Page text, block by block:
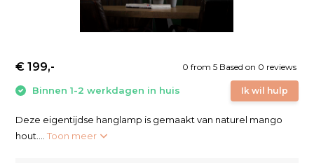
0 from 5 Based on 0 reviews
Ik wil hulp
€ 199,-
Binnen 1-2 werkdagen in huis
Deze eigentijdse hanglamp is gemaakt van naturel mango
hout....Toon meer